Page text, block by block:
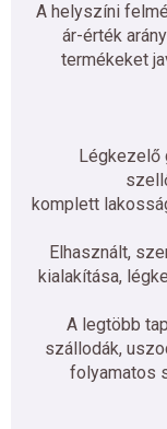
A helyszíni
ár-érték
termékeket
Légkezelő
komplett
Elhasznált,
kialakítása,
A legtöbb
szállodák,
folyamatos